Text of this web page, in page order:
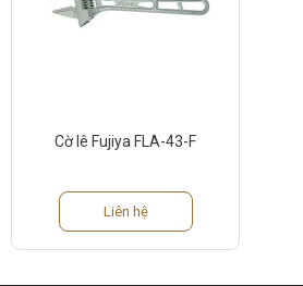
Cờ lê Fujiya FLA-43-F
Liên hệ